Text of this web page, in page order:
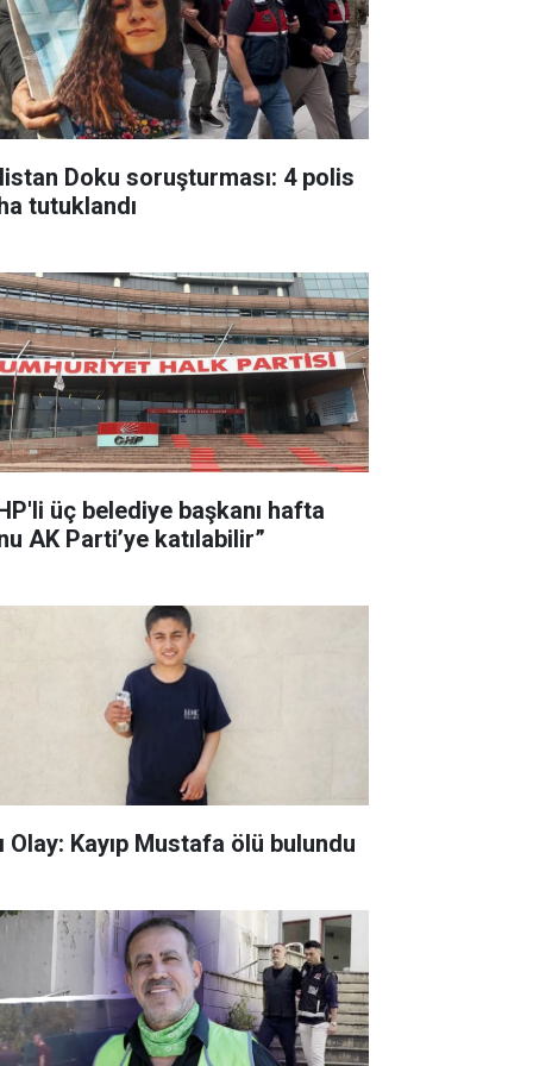
Doku soruşturması: 4 polis
tutuklandı
üç belediye başkanı hafta
AK Parti’ye katılabilir”
Olay: Kayıp Mustafa ölü bulundu